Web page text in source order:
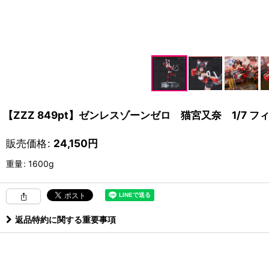
【ZZZ 849pt】ゼンレスゾーンゼロ 猫宮又奈 1/7 フ
販売価格: 24,150円
重量: 1600g
返品特約に関する重要事項